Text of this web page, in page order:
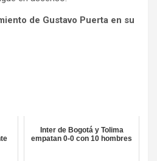
de Gustavo Puerta en su
Inter de Bogotá y Tolima
empatan 0-0 con 10 hombres